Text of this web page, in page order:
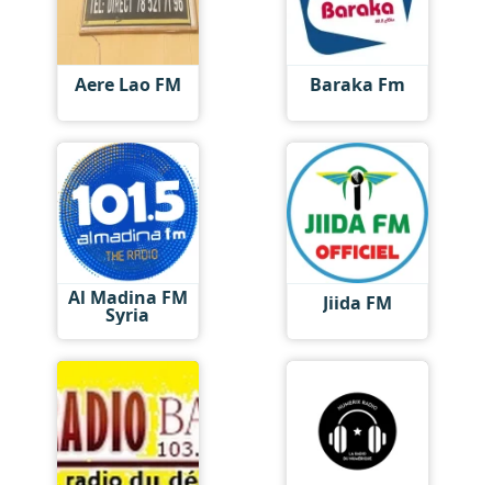
Aere Lao FM Baraka Fm
Al Madina FM
Syria Jiida FM